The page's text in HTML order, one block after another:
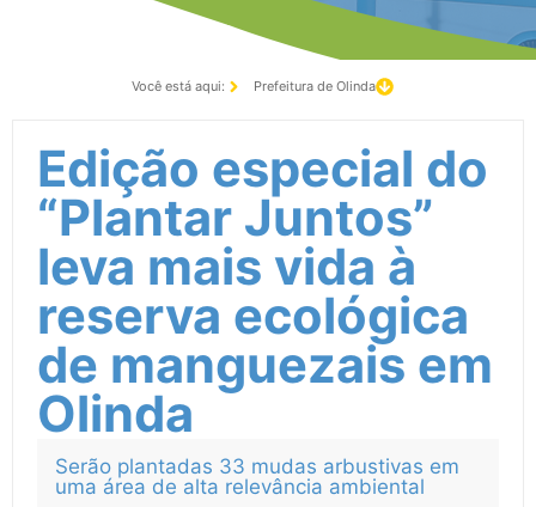
Você está aqui: Prefeitura de Olinda
Edição especial do
“Plantar Juntos”
leva mais vida à
reserva ecológica
de manguezais em
Olinda
Serão plantadas 33 mudas arbustivas em
uma área de alta relevância ambiental